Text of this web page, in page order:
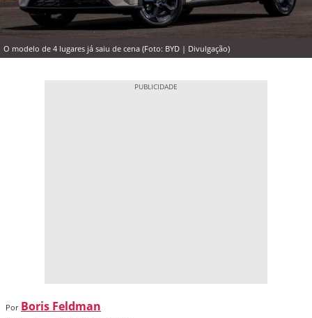
O modelo de 4 lugares já saiu de cena (Foto: BYD | Divulgação)
Por Boris Feldman